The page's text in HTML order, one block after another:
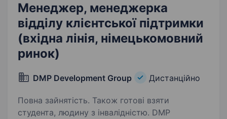
Менеджер, менеджерка
відділу клієнтської підтримки
(вхідна лінія, німецькомовний
ринок)
DMP Development Group Дистанційно
Повна зайнятість. Також готові взяти
студента, людину з інвалідністю. DMP